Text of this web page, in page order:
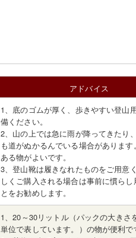
アドバイス
1、底のゴムが厚く、歩きやすい登山
備ください。
2、山の上では急に雨が降ってきたり
も道がぬかるんでいる場合がありま
ある物がよいです。
3、登山靴は履きなれたものをご用意
しくご購入される場合は事前に慣ら
とをお勧めします。
1、20～30リットル（パックの大きさ
単位で表しています。）の物が便利で